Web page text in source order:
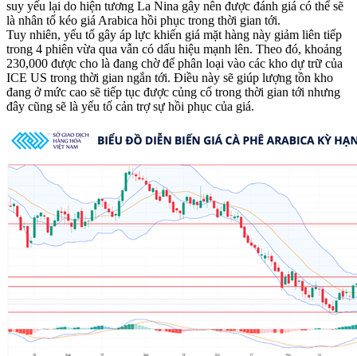
suy yếu lại do hiện tương La Nina gây nên được đánh giá có thể sẽ
là nhân tố kéo giá Arabica hồi phục trong thời gian tới.
Tuy nhiên, yếu tố gây áp lực khiến giá mặt hàng này giảm liên tiếp
trong 4 phiên vừa qua vẫn có dấu hiệu mạnh lên. Theo đó, khoảng
230,000 được cho là đang chờ để phân loại vào các kho dự trữ của
ICE US trong thời gian ngắn tới. Điều này sẽ giúp lượng tồn kho
đang ở mức cao sẽ tiếp tục được củng cố trong thời gian tới nhưng
đây cũng sẽ là yếu tố cản trợ sự hồi phục của giá.